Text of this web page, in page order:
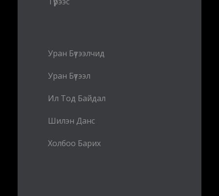
Уран Бүтээлчид
Уран Бүтээл
Ил Тод Байдал
Шилэн Данс
Холбоо Барих